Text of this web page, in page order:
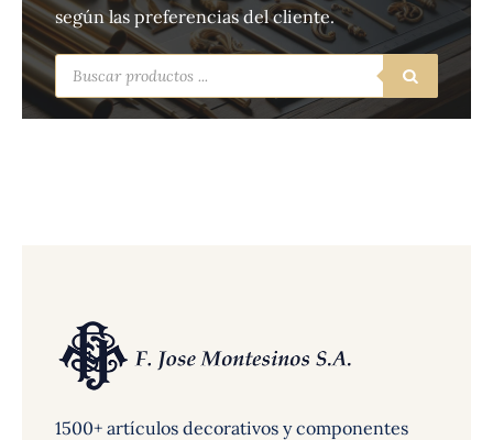
según las preferencias del cliente.
Búsqueda
de
productos
1500+ artículos decorativos y componentes